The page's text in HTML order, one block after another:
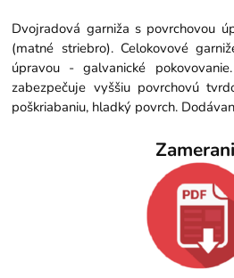
Dvojradová garniža s povrchovou
(matné striebro). Celokovové
úpravou - galvanické
zabezpečuje vyššiu povrchovú
poškriabaniu, hladký povrch.